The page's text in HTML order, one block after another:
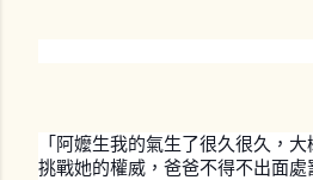
「阿嬤生我的氣生了很久很久，
挑戰她的權威，爸爸不得不出面